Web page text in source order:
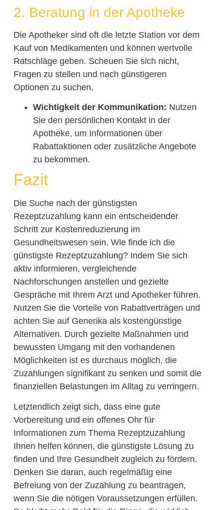
2. Beratung in der Apotheke
Die Apotheker sind oft die letzte Station vor dem
Kauf von Medikamenten und können wertvolle
Ratschläge geben. Scheuen Sie sich nicht,
Fragen zu stellen und nach günstigeren
Optionen zu suchen.
Wichtigkeit der Kommunikation: Nutzen
Sie den persönlichen Kontakt in der
Apotheke, um Informationen über
Rabattaktionen oder zusätzliche Angebote
zu bekommen.
Fazit
Die Suche nach der günstigsten
Rezeptzuzahlung kann ein entscheidender
Schritt zur Kostenreduzierung im
Gesundheitswesen sein. Wie finde ich die
günstigste Rezeptzuzahlung? Indem Sie sich
aktiv informieren, vergleichende
Nachforschungen anstellen und gezielte
Gespräche mit Ihrem Arzt und Apotheker führen.
Nutzen Sie die Vorteile von Rabattverträgen und
achten Sie auf Generika als kostengünstige
Alternativen. Durch gezielte Maßnahmen und
bewussten Umgang mit den vorhandenen
Möglichkeiten ist es durchaus möglich, die
Zuzahlungen signifikant zu senken und somit die
finanziellen Belastungen im Alltag zu verringern.
Letztendlich zeigt sich, dass eine gute
Vorbereitung und ein offenes Ohr für
Informationen zum Thema Rezeptzuzahlung
Ihnen helfen können, die günstigste Lösung zu
finden und Ihre Gesundheit zugleich zu fördern.
Denken Sie daran, auch regelmäßig eine
Befreiung von der Zuzahlung zu beantragen,
wenn Sie die nötigen Voraussetzungen erfüllen.